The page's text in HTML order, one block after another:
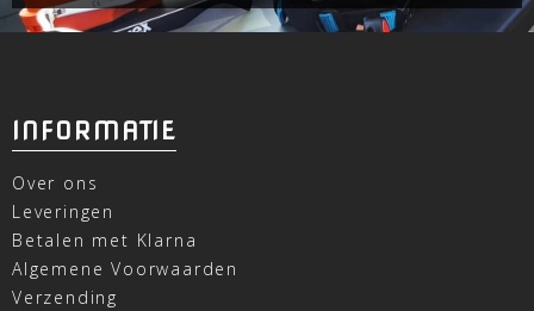
INFORMATIE
Over ons
Leveringen
Betalen met Klarna
Algemene Voorwaarden
Verzending